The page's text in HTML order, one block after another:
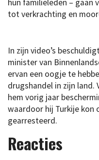
hun familieleden – gaan
tot verkrachting en
In zijn video’s
minister van
ervan een oogje te
drugshandel in zijn land.
hem vorig jaar
waardoor hij Turkije
gearresteerd.
Reacties